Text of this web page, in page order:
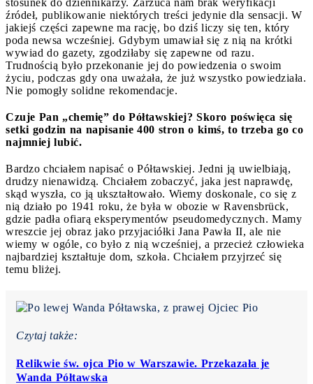
źródeł, publikowanie niektórych treści jedynie dla sensacji. W
jakiejś części zapewne ma rację, bo dziś liczy się ten, który
poda newsa wcześniej. Gdybym umawiał się z nią na krótki
wywiad do gazety, zgodziłaby się zapewne od razu.
Trudnością było przekonanie jej do powiedzenia o swoim
życiu, podczas gdy ona uważała, że już wszystko powiedziała.
Nie pomogły solidne rekomendacje.
Czuje Pan „chemię” do Półtawskiej? Skoro poświęca się
setki godzin na napisanie 400 stron o kimś, to trzeba go co
najmniej lubić.
Bardzo chciałem napisać o Półtawskiej. Jedni ją uwielbiają,
drudzy nienawidzą. Chciałem zobaczyć, jaka jest naprawdę,
skąd wyszła, co ją ukształtowało. Wiemy doskonale, co się z
nią działo po 1941 roku, że była w obozie w Ravensbrück,
gdzie padła ofiarą eksperymentów pseudomedycznych. Mamy
wreszcie jej obraz jako przyjaciółki Jana Pawła II, ale nie
wiemy w ogóle, co było z nią wcześniej, a przecież człowieka
najbardziej kształtuje dom, szkoła. Chciałem przyjrzeć się
temu bliżej.
Czytaj także:
Relikwie św. ojca Pio w Warszawie. Przekazała je
Wanda Półtawska